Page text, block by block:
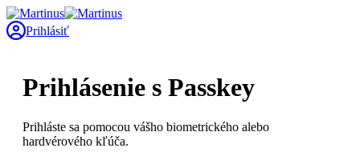
Prihlásiť
Prihlásenie s Passkey
Prihláste sa pomocou vášho biometrického alebo
hardvérového kľúča.